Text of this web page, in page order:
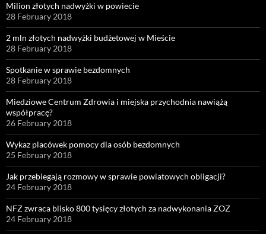
Milion złotych nadwyżki w powiecie
28 February 2018
2 mln złotych nadwyżki budżetowej w Mieście
28 February 2018
Spotkanie w sprawie bezdomnych
28 February 2018
Miedziowe Centrum Zdrowia i miejska przychodnia nawiążą
współpracę?
26 February 2018
Wykaz placówek pomocy dla osób bezdomnych
25 February 2018
Jak przebiegają rozmowy w sprawie powiatowych obligacji?
24 February 2018
NFZ zwraca blisko 800 tysięcy złotych za nadwykonania ZOZ
24 February 2018